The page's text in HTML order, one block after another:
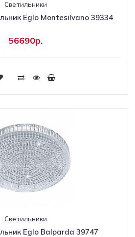
Светильники
Eglo Montesilvano 39334
56690р.
Светильники
Eglo Balparda 39747